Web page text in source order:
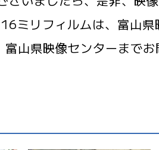
ミリフィルムは、富山
富山県映像センターまで